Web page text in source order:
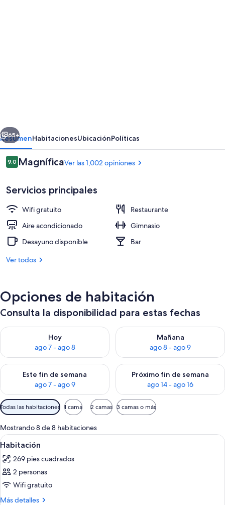
Deluxe Room with Terrace | Ropa de
Siguiente
65+
ResumenHabitacionesUbicaciónPolíticas
Opiniones
9.09.0 de 10,
MagníficaVer las 1,002 opiniones
Servicios principales
Wifi gratuito
Restaurante
Aire acondicionado
Gimnasio
Desayuno disponible
Bar
Ver todos
Opciones de habitación
Consulta la disponibilidad para estas fechas
Hoy
ago 7 - ago 8
Consulta la disponibilidad para hoy ago 7 - ago 8
Mañana
ago 8 - ago 9
Consulta la disponibilidad
Este fin de semana
ago 7 - ago 9
Consulta la disponibilidad para este fin de semana ago 7 -
Próximo fin de semana
ago 14 - ago 16
Consulta la disponibilidad
Filtros
disponibles
para
las
habitaciones
Todas las habitaciones 1 cama 2 camas 3 camas o más
Mostrando 8 de 8 habitaciones
Abrir
todas
las
fotos
de
Habitación
Ropa de cama de alta calidad y
9
Habitación
269 pies cuadrados
2 personas
Wifi gratuito
Más detalles
Más